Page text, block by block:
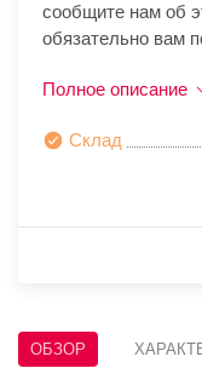
сообщите нам об
обязательно вам
Полное описание
Склад
ОБЗОР